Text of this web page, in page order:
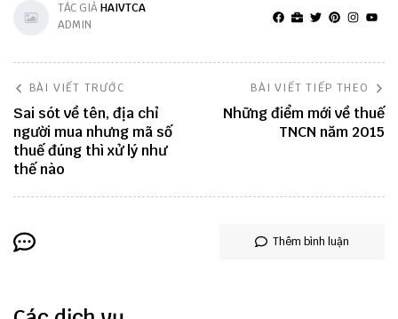
TÁC GIẢHAIVTCA
ADMIN
BÀI VIẾT TRƯỚC
Sai sót về tên, địa chỉ
người mua nhưng mã số
thuế đúng thì xử lý như
thế nào
BÀI VIẾT TIẾP THEO
Những điểm mới về thuế
TNCN năm 2015
Thêm bình luận